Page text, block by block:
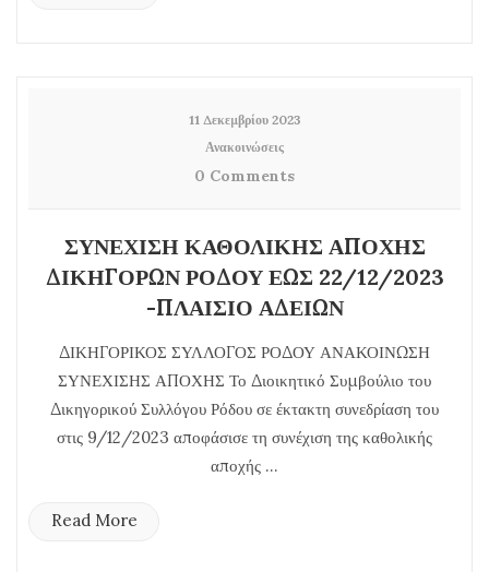
11 Δεκεμβρίου 2023
Ανακοινώσεις
0 Comments
ΣΥΝΕΧΙΣΗ ΚΑΘΟΛΙΚΗΣ ΑΠΟΧΗΣ
ΔΙΚΗΓΟΡΩΝ ΡΟΔΟΥ ΕΩΣ 22/12/2023
-ΠΛΑΙΣΙΟ ΑΔΕΙΩΝ
ΔΙΚΗΓΟΡΙΚΟΣ ΣΥΛΛΟΓΟΣ ΡΟΔΟΥ ΑΝΑΚΟΙΝΩΣΗ
ΣΥΝΕΧΙΣΗΣ ΑΠΟΧΗΣ Το Διοικητικό Συμβούλιο του
Δικηγορικού Συλλόγου Ρόδου σε έκτακτη συνεδρίαση του
στις 9/12/2023 αποφάσισε τη συνέχιση της καθολικής
αποχής ...
Read More